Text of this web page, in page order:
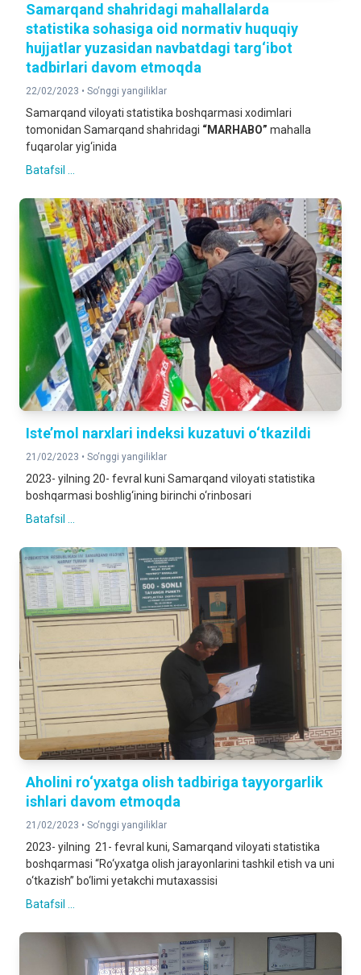
Samarqand shahridagi mahallalarda
statistika sohasiga oid normativ huquqiy
hujjatlar yuzasidan navbatdagi targ‘ibot
tadbirlari davom etmoqda
22/02/2023 • So‘nggi yangiliklar
Samarqand viloyati statistika boshqarmasi xodimlari
tomonidan Samarqand shahridagi “MARHABO” mahalla
fuqarolar yig‘inida
Batafsil ...
Iste’mol narxlari indeksi kuzatuvi o‘tkazildi
21/02/2023 • So‘nggi yangiliklar
2023- yilning 20- fevral kuni Samarqand viloyati statistika
boshqarmasi boshlig‘ining birinchi o‘rinbosari
Batafsil ...
Aholini ro‘yxatga olish tadbiriga tayyorgarlik
ishlari davom etmoqda
21/02/2023 • So‘nggi yangiliklar
2023- yilning 21- fevral kuni, Samarqand viloyati statistika
boshqarmasi “Ro‘yxatga olish jarayonlarini tashkil etish va uni
o‘tkazish” bo‘limi yetakchi mutaxassisi
Batafsil ...